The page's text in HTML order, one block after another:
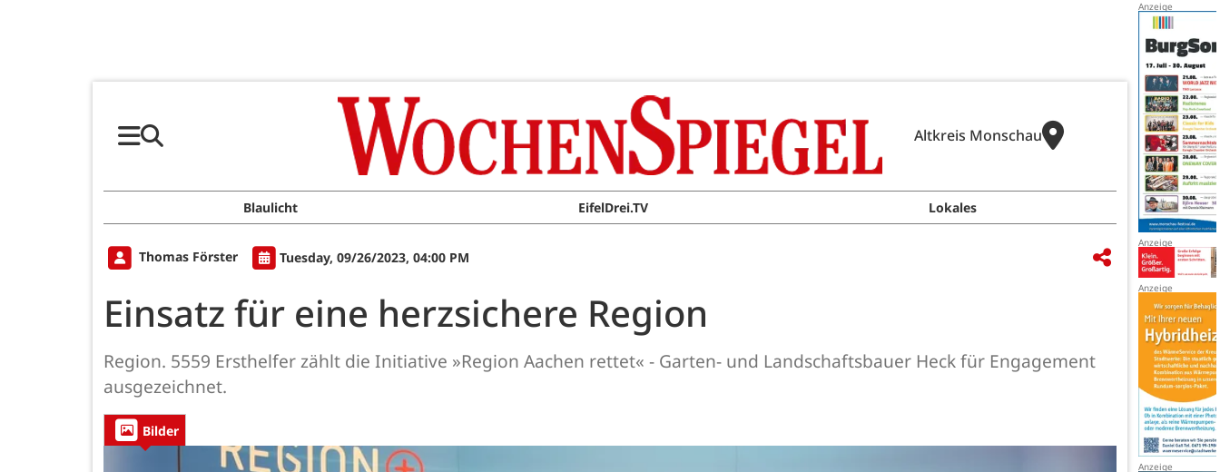
Altkreis Monschau
Blaulicht EifelDrei.TV Lokales
Thomas Förster Tuesday, 09/26/2023, 04:00 PM
Einsatz für eine herzsichere Region
Region. 5559 Ersthelfer zählt die Initiative »Region Aachen rettet« - Garten- und Landschaftsbauer Heck für Engagement
ausgezeichnet.
Bilder